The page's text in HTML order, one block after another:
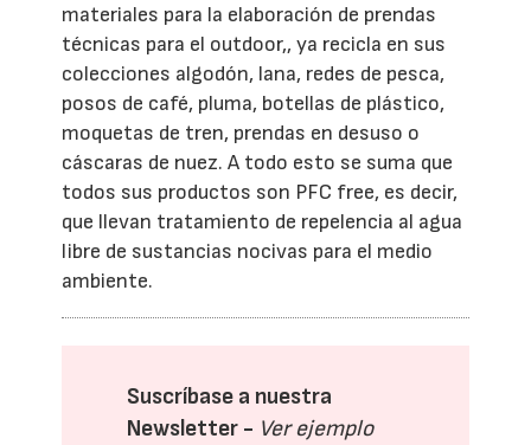
materiales para la elaboración de prendas
técnicas para el outdoor,, ya recicla en sus
colecciones algodón, lana, redes de pesca,
posos de café, pluma, botellas de plástico,
moquetas de tren, prendas en desuso o
cáscaras de nuez. A todo esto se suma que
todos sus productos son PFC free, es decir,
que llevan tratamiento de repelencia al agua
libre de sustancias nocivas para el medio
ambiente.
Suscríbase a nuestra
Newsletter - Ver ejemplo